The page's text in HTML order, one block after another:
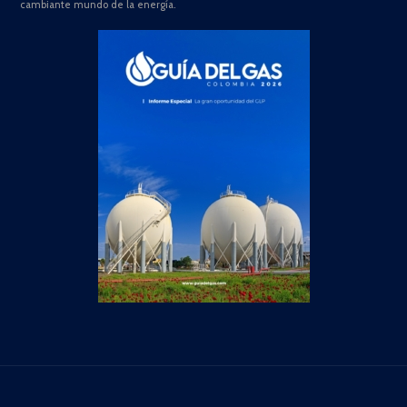
cambiante mundo de la energía.